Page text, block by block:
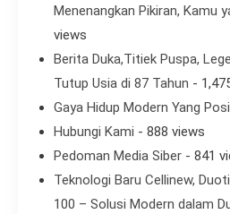
Menenangkan Pikiran, Kamu
views
Berita Duka,Titiek Puspa,
Tutup Usia di 87 Tahun -
Gaya Hidup Modern Yang
Hubungi Kami - 888 views
Pedoman Media Siber - 841
Teknologi Baru Cellinew,
100 – Solusi Modern dalam